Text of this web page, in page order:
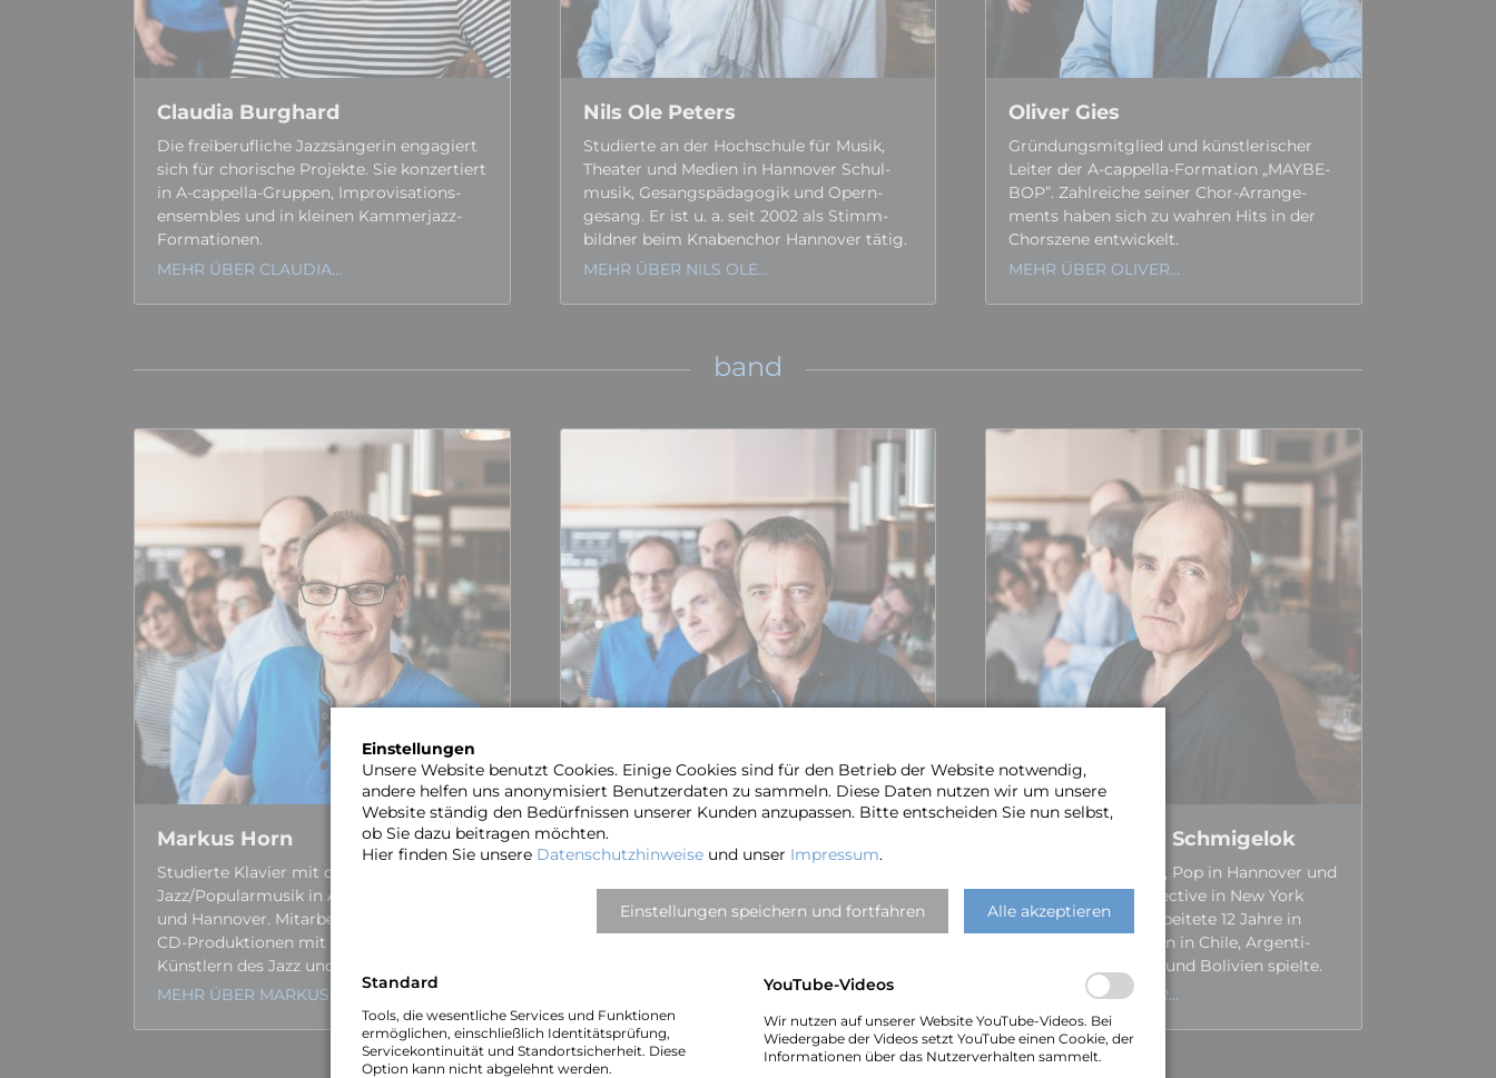
Claudia Burghard
Die frei­berufliche Jazz­sängerin engagiert
sich für chorische Projekte. Sie konzertiert
in A-cappella-Gruppen, Impro­visations­
ensembles und in kleinen Kammerjazz-
Formationen.
MEHR ÜBER CLAUDIA…
Nils Ole Peters
Studierte an der Hoch­schule für Musik,
Theater und Medien in Hannover Schul­
musik, Gesangs­­pädagogik und Opern­­
gesang. Er ist u. a. seit 2002 als Stimm­­
bildner beim Knaben­­chor Hannover tätig.
MEHR ÜBER NILS OLE…
Oliver Gies
Gründungs­­mitglied und künstleri­scher
Leiter der A-cappella-Formation „MAYBE­
BOP”. Zahl­reiche seiner Chor-Arrange­
ments haben sich zu wahren Hits in der
Chor­­szene entwickelt.
MEHR ÜBER OLIVER…
band
Markus Horn
Studierte Klavier mit dem Schwer­punkt
Jazz/Popular­­musik in Amsterdam (NL)
und Hannover. Mitarbeit bei zahl­reichen
CD-Produk­tionen mit namhaften
Künstlern des Jazz und Pop.
MEHR ÜBER MARKUS…
Lars Hansen
Musik, Theater und Medien in Hannover
und an der Akademie des Hamburger
Dieter „Zipper” Schmigelok
Studierte Jazz, Rock, Pop in Hannover und
am Drummers Collective in New York
City. Er lebte und arbeitete 12 Jahre in
Chile, wo er Tourneen in Chile, Argenti­
nien, Brasilien, Peru und Bolivien spielte.
MEHR ÜBER DIETER…
Einstellungen
Unsere Website benutzt Cookies. Einige Cookies sind für den Betrieb der Website notwendig,
andere helfen uns anonymisiert Benutzerdaten zu sammeln. Diese Daten nutzen wir um unsere
Website ständig den Bedürfnissen unserer Kunden anzupassen. Bitte entscheiden Sie nun selbst,
ob Sie dazu beitragen möchten.
Hier finden Sie unsere Datenschutzhinweise und unser Impressum.
Einstellungen speichern und fortfahren Alle akzeptieren
Standard
Tools, die wesentliche Services und Funktionen
ermöglichen, einschließlich Identitätsprüfung,
Servicekontinuität und Standortsicherheit. Diese
Option kann nicht abgelehnt werden.
YouTube-Videos
Wir nutzen auf unserer Website YouTube-Videos. Bei
Wiedergabe der Videos setzt YouTube einen Cookie, der
Informationen über das Nutzerverhalten sammelt.